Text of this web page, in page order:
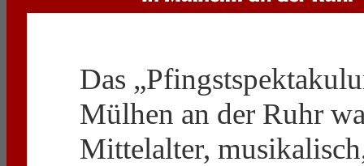
Das
Mülhen an der Ruhr
Mittelalter,